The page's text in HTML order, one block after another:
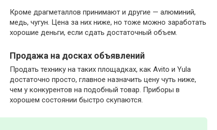
Кроме драгметаллов принимают и другие — алюминий,
медь, чугун. Цена за них ниже, но тоже можно заработать
хорошие деньги, если сдать достаточный объем.
Продажа на досках объявлений
Продать технику на таких площадках, как Avito и Yula
достаточно просто, главное назначить цену чуть ниже,
чем у конкурентов на подобный товар. Приборы в
хорошем состоянии быстро скупаются.